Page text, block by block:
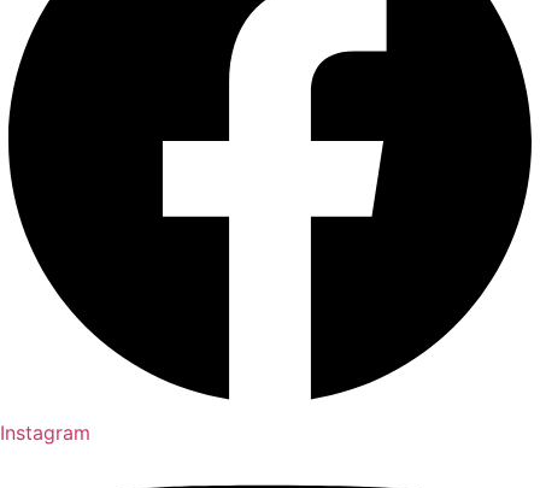
Instagram